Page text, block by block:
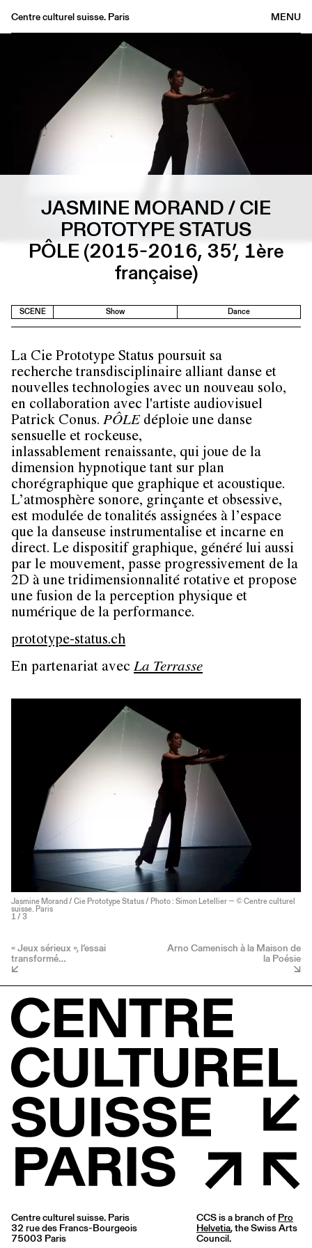
MENU
Centre culturel suisse. Paris
Medias
Publications
About
JASMINE MORAND / CIE
PROTOTYPE STATUS
PÔLE (2015-2016, 35’, 1ère
française)
SCENE Show Dance
La Cie Prototype Status poursuit sa
recherche transdisciplinaire alliant danse et
nouvelles technologies avec un nouveau solo,
en collaboration avec l'artiste audiovisuel
Patrick Conus. PÔLE déploie une danse
sensuelle et rockeuse,
inlassablement renaissante, qui joue de la
dimension hypnotique tant sur plan
chorégraphique que graphique et acoustique.
L’atmosphère sonore, grinçante et obsessive,
est modulée de tonalités assignées à l’espace
que la danseuse instrumentalise et incarne en
direct. Le dispositif graphique, généré lui aussi
par le mouvement, passe progressivement de la
2D à une tridimensionnalité rotative et propose
une fusion de la perception physique et
numérique de la performance.
prototype-status.ch
En partenariat avec La Terrasse
Jasmine Morand / Cie Prototype Status / Photo : Simon Letellier — © Centre culturel
suisse. Paris
1 / 3
« Jeux sérieux », l’essai
transformé…
Arno Camenisch à la Maison de
la Poésie
Centre culturel suisse. Paris
32 rue des Francs-Bourgeois
75003 Paris
CCS is a branch of Pro
Helvetia, the Swiss Arts
Council.